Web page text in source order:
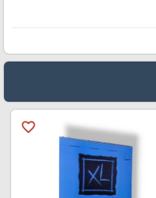
favorite_border